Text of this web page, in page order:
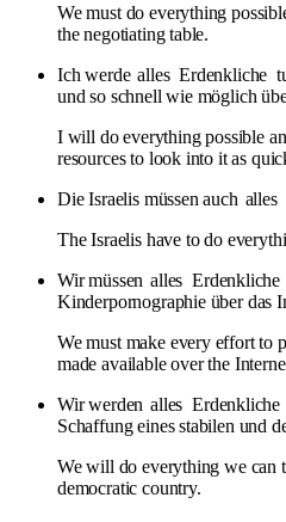
We must do everything
the negotiating table.
Ich werde alles Erdenkliche
und so schnell wie möglich
I will do everything possible
resources to look into it as
Die Israelis müssen auch alles
The Israelis have to do
Wir müssen alles Erdenkliche
Kinderpornographie über das
We must make every effort to
made available over the
Wir werden alles Erdenkliche
Schaffung eines stabilen und
We will do everything we can
democratic country.